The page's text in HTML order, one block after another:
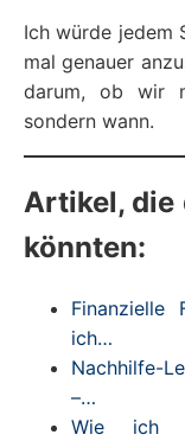
Ich würde jedem
mal genauer
darum, ob wir
sondern wann.
Artikel, die
könnten:
Finanzielle
ich…
Nachhilfe-
–…
Wie ich